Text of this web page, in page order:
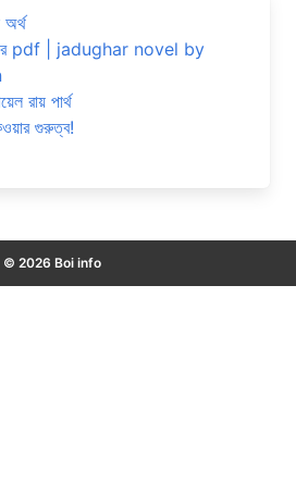
অর্থ
pdf | jadughar novel by
রায় পার্থ
গুরুত্ব!
© 2026 Boi info